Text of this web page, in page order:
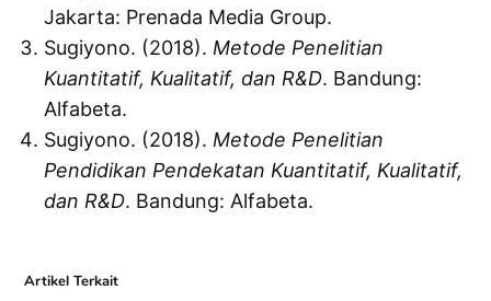
Jakarta: Prenada Media Group.
Sugiyono. (2018). Metode Penelitian
Kuantitatif, Kualitatif, dan R&D. Bandung:
Alfabeta.
Sugiyono. (2018). Metode Penelitian
Pendidikan Pendekatan Kuantitatif, Kualitatif,
dan R&D. Bandung: Alfabeta.
Artikel Terkait